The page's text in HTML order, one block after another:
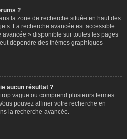
?
la zone de recherche située en haut des
La recherche avancée est accessible
» disponible sur toutes les pages
dépendre des thèmes graphiques
aucun résultat ?
vague ou comprend plusieurs termes
pouvez affiner votre recherche en
la recherche avancée.